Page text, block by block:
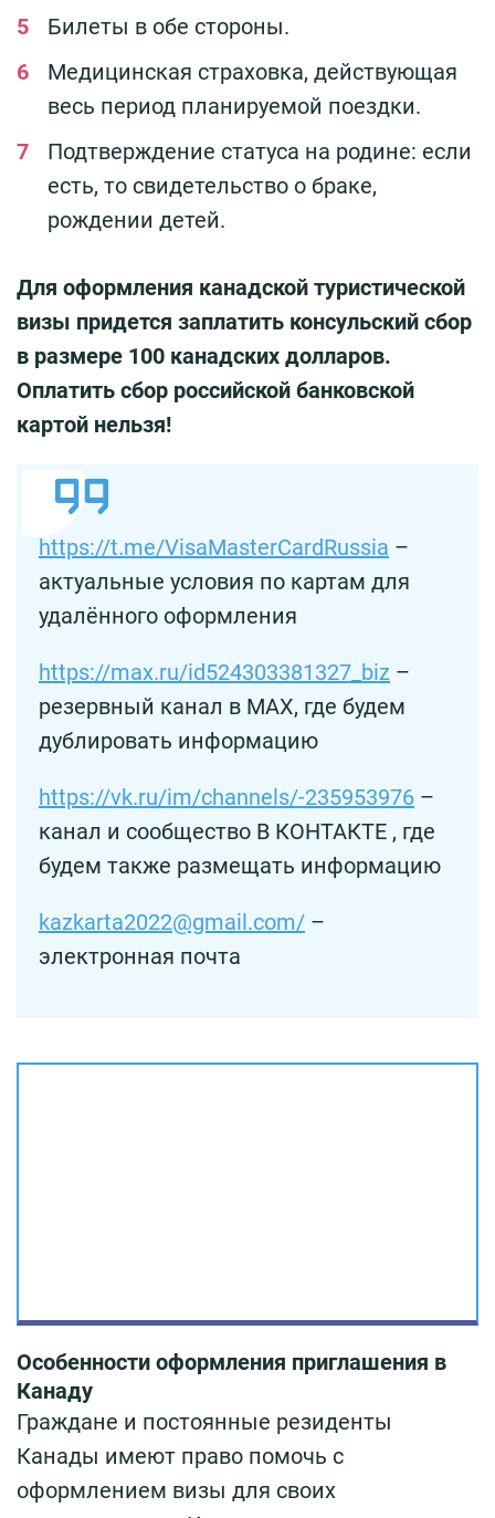
Билеты в обе стороны.
Медицинская страховка, действующая
весь период планируемой поездки.
Подтверждение статуса на родине: если
есть, то свидетельство о браке,
рождении детей.
Для оформления канадской туристической
визы придется заплатить консульский сбор
в размере 100 канадских долларов.
Оплатить сбор российской банковской
картой нельзя!
https://t.me/VisaMasterCardRussia –
актуальные условия по картам для
удалённого оформления
https://max.ru/id524303381327_biz –
резервный канал в MAX, где будем
дублировать информацию
https://vk.ru/im/channels/-235953976 –
канал и сообщество В КОНТАКТЕ , где
будем также размещать информацию
kazkarta2022@gmail.com/ –
электронная почта
Особенности оформления приглашения в
Канаду
Граждане и постоянные резиденты
Канады имеют право помочь с
оформлением визы для своих